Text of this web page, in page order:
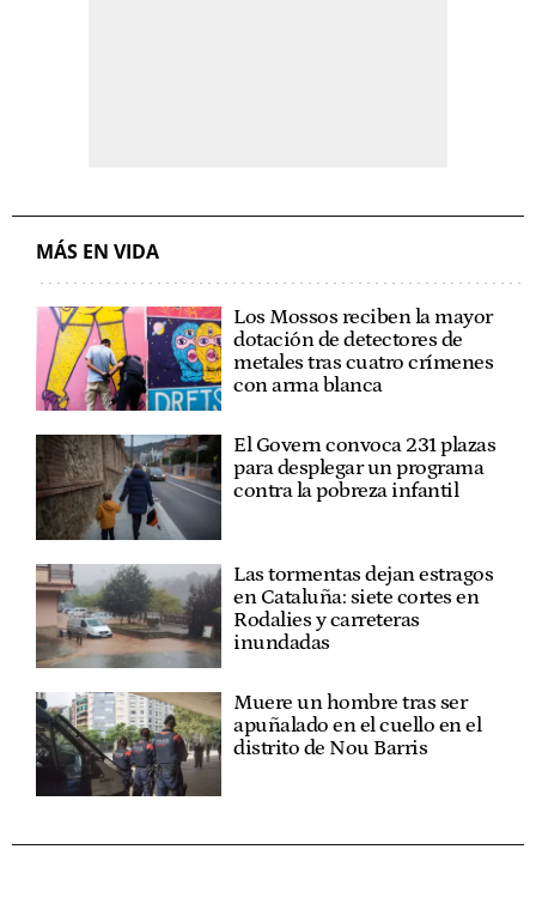
MÁS EN VIDA
Los Mossos reciben la mayor
dotación de detectores de
metales tras cuatro crímenes
con arma blanca
El Govern convoca 231 plazas
para desplegar un programa
contra la pobreza infantil
Las tormentas dejan estragos
en Cataluña: siete cortes en
Rodalies y carreteras
inundadas
Muere un hombre tras ser
apuñalado en el cuello en el
distrito de Nou Barris